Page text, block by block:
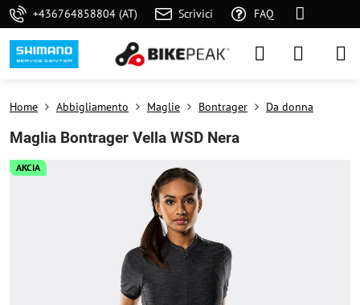
+436764858804 (AT) Scrivici FAQ
AKCIA
Home Abbigliamento Maglie Bontrager Da donna
Maglia Bontrager Vella WSD Nera